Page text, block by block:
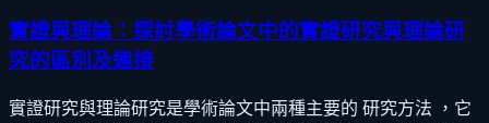
實證與理論：探討學術論文中的實證研究與理論研
究的區別及連接
實證研究與理論研究是學術論文中兩種主要的 研究方法 ，它